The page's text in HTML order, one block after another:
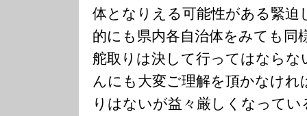
体となりえる可能性がある緊迫
的にも県内各自治体をみても同
舵取りは決して行ってはならな
んにも大変ご理解を頂かなけ
りはないが益々厳しくなってい